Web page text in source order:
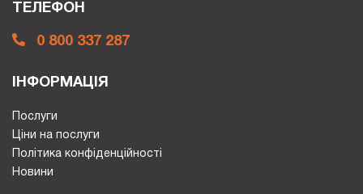
ТЕЛЕФОН
0 800 337 287
ІНФОРМАЦІЯ
Послуги
Ціни на послуги
Політика конфіденційності
Новини